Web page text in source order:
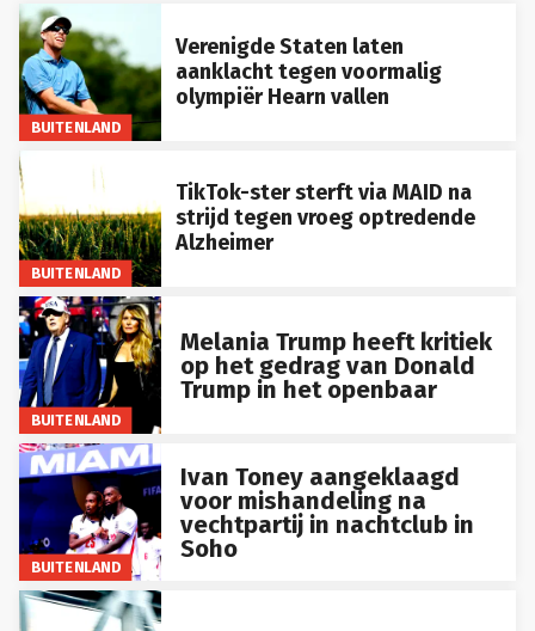
BUITENLAND
Verenigde Staten laten
aanklacht tegen voormalig
olympiër Hearn vallen
BUITENLAND
TikTok-ster sterft via MAID na
strijd tegen vroeg optredende
Alzheimer
BUITENLAND
Melania Trump heeft kritiek
op het gedrag van Donald
Trump in het openbaar
BUITENLAND
Ivan Toney aangeklaagd
voor mishandeling na
vechtpartij in nachtclub in
Soho